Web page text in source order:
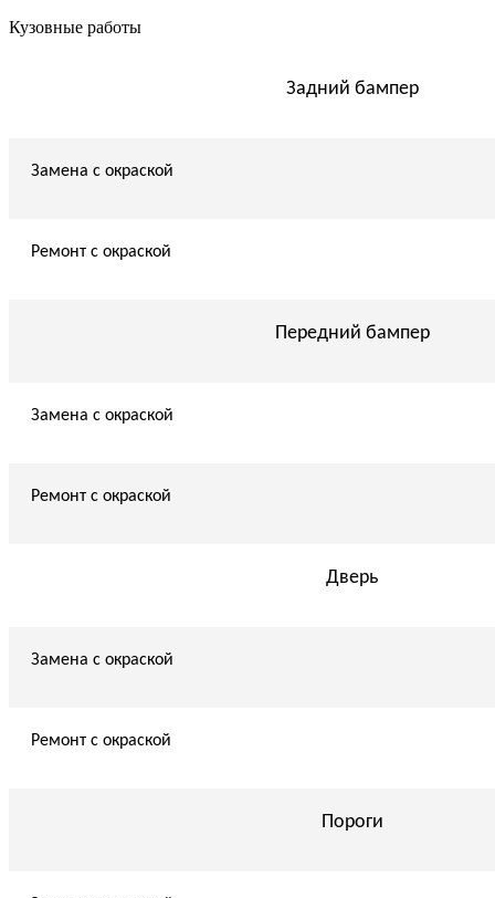
Кузовные работы
Задний бампер
Замена с окраской
Ремонт с окраской
Передний бампер
Замена с окраской
Ремонт с окраской
Дверь
Замена с окраской
Ремонт с окраской
Пороги